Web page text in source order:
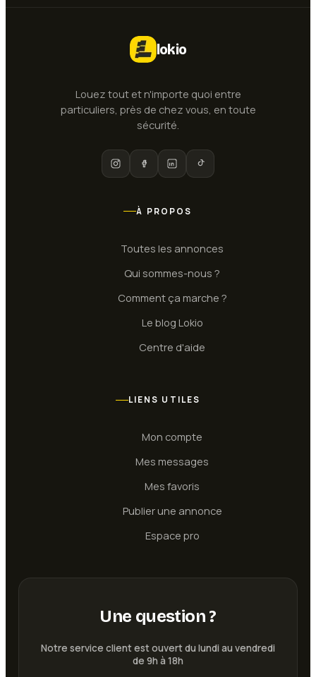
lokio
Louez tout et n'importe quoi entre
particuliers, près de chez vous, en toute
sécurité.
À PROPOS
Toutes les annonces
Qui sommes-nous ?
Comment ça marche ?
Le blog Lokio
Centre d'aide
LIENS UTILES
Mon compte
Mes messages
Mes favoris
Publier une annonce
Espace pro
Une question ?
Notre service client est ouvert du lundi au vendredi
de 9h à 18h